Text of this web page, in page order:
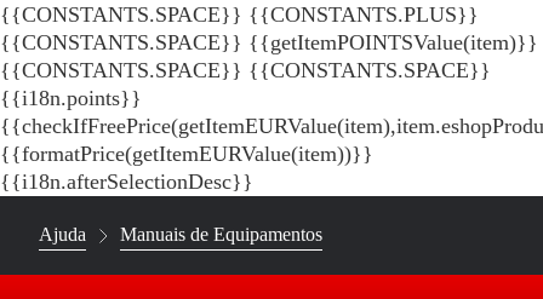
{{CONSTANTS.SPACE}} {{CONSTANTS.PLUS}}
{{CONSTANTS.SPACE}} {{getItemPOINTSValue(item)}}
{{CONSTANTS.SPACE}} {{CONSTANTS.SPACE}}
{{i18n.points}}
{{formatPrice(getItemEURValue(item))}}
{{i18n.afterSelectionDesc}}
Ajuda Manuais de Equipamentos